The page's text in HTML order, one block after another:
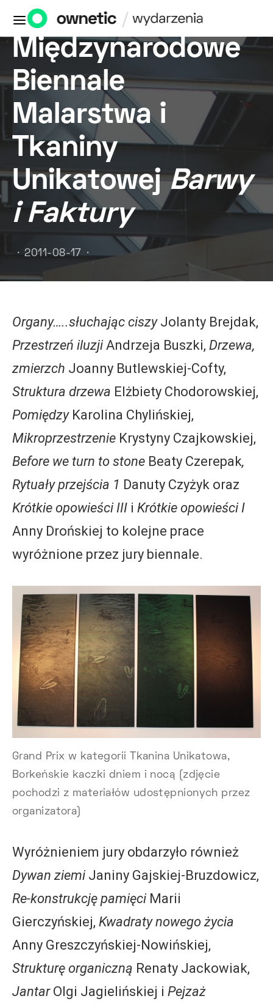
VI
Międzynarodowe
Biennale
Malarstwa i
Tkaniny
UnikatowejBarwy
i Faktury
2011-08-17
Organy…..słuchając ciszy Jolanty Brejdak,
Przestrzeń iluzji Andrzeja Buszki, Drzewa,
zmierzch Joanny Butlewskiej-Cofty,
Struktura drzewa Elżbiety Chodorowskiej,
Pomiędzy Karolina Chylińskiej,
Mikroprzestrzenie Krystyny Czajkowskiej,
Before we turn to stone Beaty Czerepak,
Rytuały przejścia 1 Danuty Czyżyk oraz
Krótkie opowieści III i Krótkie opowieści I
Anny Drońskiej to kolejne prace
wyróżnione przez jury biennale.
Grand Prix w kategorii Tkanina Unikatowa,
Borkeńskie kaczki dniem i nocą (zdjęcie
pochodzi z materiałów udostępnionych przez
organizatora)
Wyróżnieniem jury obdarzyło również
Dywan ziemi Janiny Gajskiej-Bruzdowicz,
Re-konstrukcję pamięci Marii
Gierczyńskiej, Kwadraty nowego życia
Anny Greszczyńskiej-Nowińskiej,
Strukturę organiczną Renaty Jackowiak,
Jantar Olgi Jagielińskiej i Pejzaż